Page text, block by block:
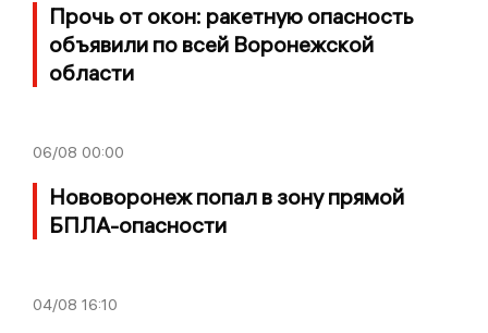
Прочь от окон: ракетную опасность
объявили по всей Воронежской
области
06/08 00:00
Нововоронеж попал в зону прямой
БПЛА-опасности
04/08 16:10